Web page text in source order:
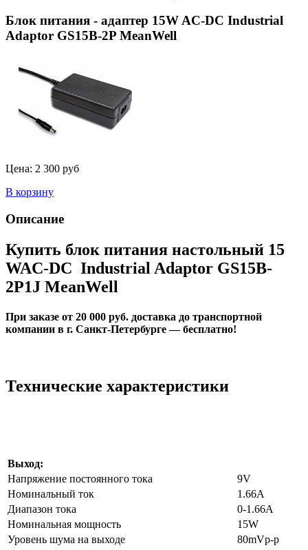
Блок питания - адаптер 15W AC-DC Industrial
Adaptor GS15B-2P MeanWell
Цена: 2 300 руб
В корзину
Описание
Купить блок питания настольный 15
WAC-DC Industrial Adaptor GS15B-
2P1J MeanWell
При заказе от 20 000 руб. доставка до транспортной
компании в г. Санкт-Петербурге — бесплатно!
Технические характеристики
Выход:
Напряжение постоянного тока
9V
Номинальный ток
1.66A
Диапазон тока
0-1.66A
Номинальная мощность
15W
Уровень шума на выходе
80mVp-p